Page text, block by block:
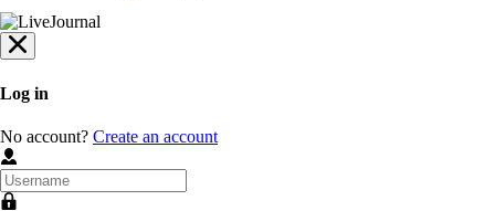
Log in
No account? Create an account